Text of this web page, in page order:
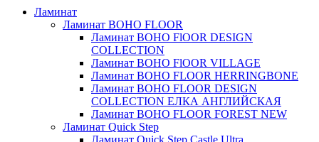
Ламинат
Ламинат BOHO FLOOR
Ламинат BOHO FlOOR DESIGN
COLLECTION
Ламинат BOHO FlOOR VILLAGE
Ламинат BOHO FLOOR HERRINGBONE
Ламинат BOHO FLOOR DESIGN
COLLECTION ЕЛКА АНГЛИЙСКАЯ
Ламинат BOHO FLOOR FOREST NEW
Ламинат Quick Step
Ламинат Quick Step Castle Ultra